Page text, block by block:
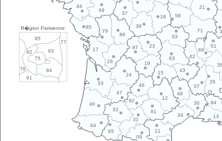
R�gion Parisienne
77
78
91
95
93
75
94
92
11
12
13
15
16
17
18
19
21
23
24
26
30
31
32
33
34
36
37
40
42
43
44
46
47
48
49
58
63
64
65
69
01
03
07
09
71
79
81
82 84
85
86
87